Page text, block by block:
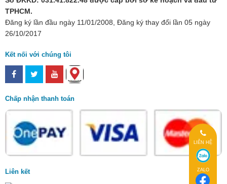
ZALO
LIÊN HỆ
TPHCM.
Đăng ký lần đầu ngày 11/01/2008, Đăng ký thay đổi lần 05 ngày
26/10/2017
Kết nối với chúng tôi
Chấp nhận thanh toán
Liên kết